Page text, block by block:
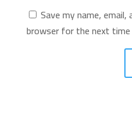
Save my name,
browser for the next